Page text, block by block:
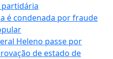
é condenada por fraude
Heleno passe por
de estado de